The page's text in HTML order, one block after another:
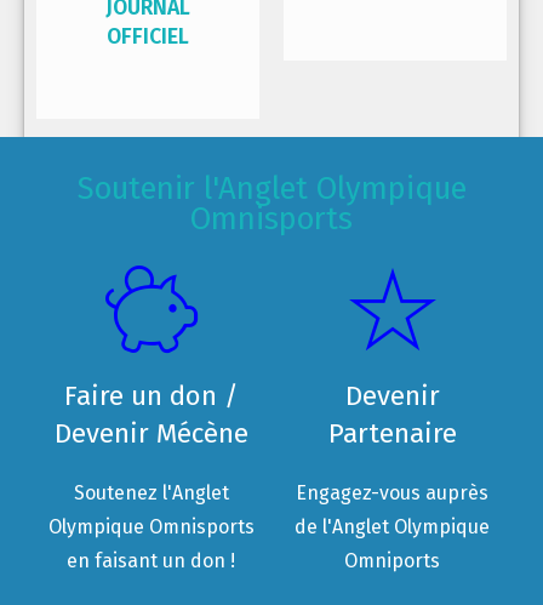
JOURNAL
OFFICIEL
Soutenir l'Anglet Olympique
Omnisports
Faire un don /
Devenir Mécène
Soutenez l'Anglet
Olympique Omnisports
en faisant un don !
Devenir
Partenaire
Engagez-vous auprès
de l'Anglet Olympique
Omniports